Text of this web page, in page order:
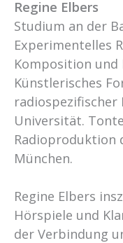
Regine Elbers
Studium an der
Experimentelles
Komposition und
Künstlerisches
radiospezifischer
Universität.
Radioproduktion
München.
Regine Elbers
Hörspiele und
der Verbindung